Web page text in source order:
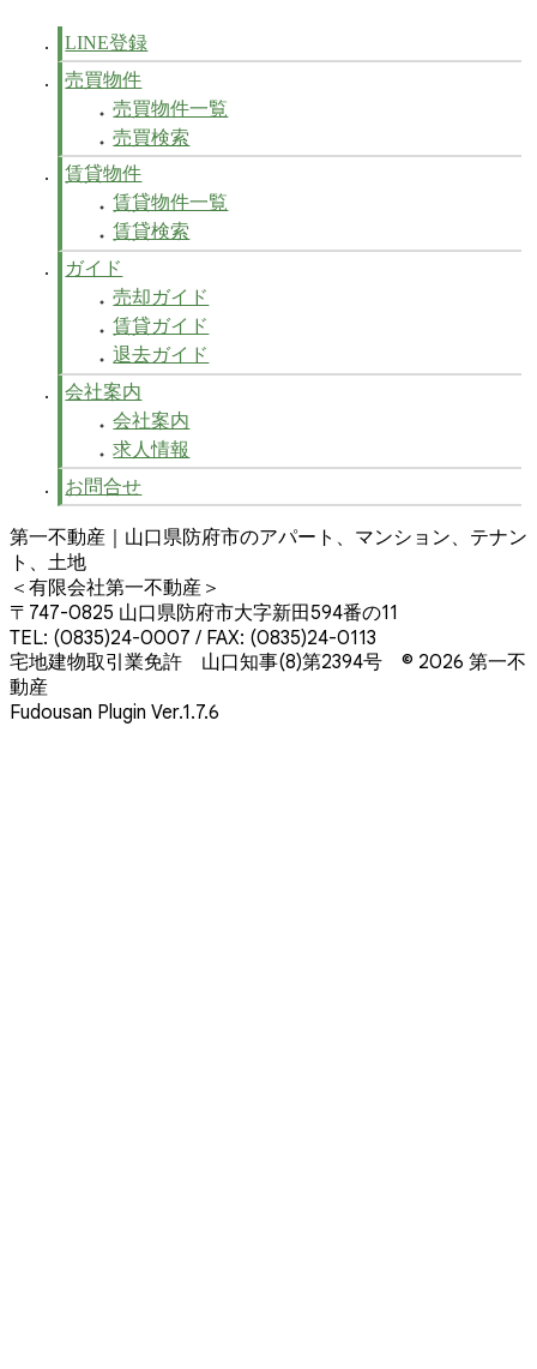
LINE登録
売買物件
売買物件一覧
売買検索
賃貸物件
賃貸物件一覧
賃貸検索
ガイド
売却ガイド
賃貸ガイド
退去ガイド
会社案内
会社案内
求人情報
お問合せ
第一不動産｜山口県防府市のアパート、マンション、テナン
ト、土地
＜有限会社第一不動産＞
〒747-0825 山口県防府市大字新田594番の11
TEL: (0835)24-0007 / FAX: (0835)24-0113
宅地建物取引業免許 山口知事(8)第2394号 © 2026 第一不
動産
Fudousan Plugin Ver.1.7.6